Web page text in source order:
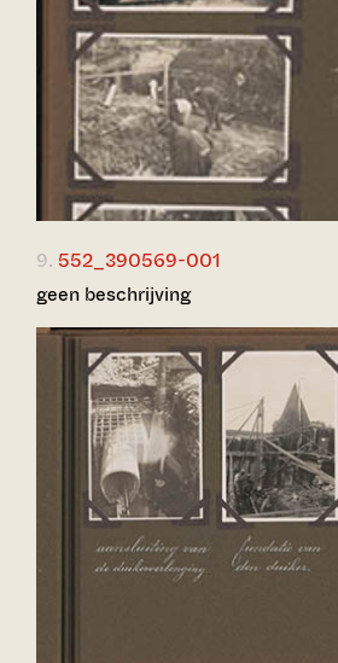
9. 552_390569-001
geen beschrijving